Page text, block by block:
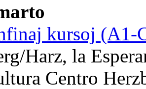
kursoj (A1-
Harz, la
Centro